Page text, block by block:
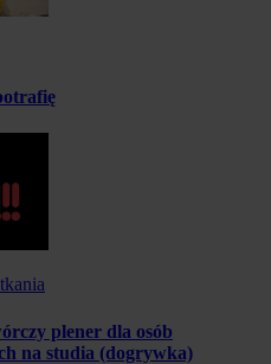
plener dla osób
na studia (dogrywka)